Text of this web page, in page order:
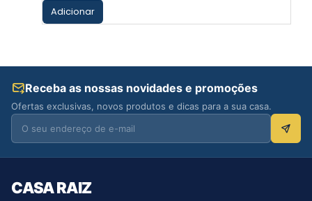
Adicionar
Receba as nossas novidades e promoções
Ofertas exclusivas, novos produtos e dicas para a sua casa.
CASA RAIZ